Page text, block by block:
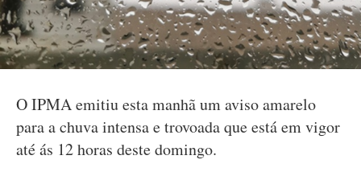
O IPMA emitiu esta manhã um aviso amarelo
para a chuva intensa e trovoada que está em vigor
até ás 12 horas deste domingo.